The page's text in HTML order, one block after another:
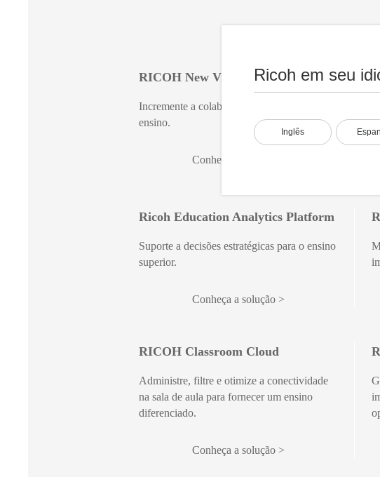
Ricoh em seu
Inglês
RICOH New Virtual School
Incremente a colaboração e produtividade no
ensino.
Conheça a solução
Ricoh Education Analytics Platform
Suporte a decisões estratégicas para o ensino
superior.
Conheça a solução
RICOH Classroom Cloud
Administre, filtre e otimize a conectividade
na sala de aula para fornecer um ensino
diferenciado.
Conheça a solução